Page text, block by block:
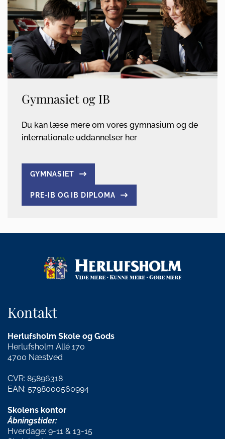
Gymnasiet og IB
Du kan læse mere om vores gymnasium og de
internationale uddannelser her
GYMNASIET
PRE-IB OG IB DIPLOMA
Kontakt
Herlufsholm Skole og Gods
Herlufsholm Allé 170
4700 Næstved
CVR: 85896318
EAN: 5798000560994
Skolens kontor
Åbningstider:
Hverdage: 9-11 & 13-15